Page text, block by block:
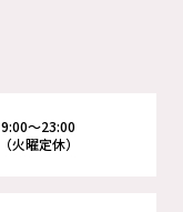
9:00～23:00
（火曜定休）